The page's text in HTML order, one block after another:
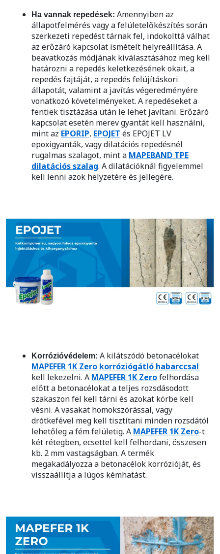
Ha vannak repedések: Amennyiben az
állapotfelmérés vagy a felületelőkészítés során
szerkezeti repedést tárnak fel, indokolttá válhat
az erőzáró kapcsolat ismételt helyreállítása. A
beavatkozás módjának kiválasztásához meg kell
határozni a repedés keletkezésének okait, a
repedés fajtáját, a repedés felújításkori
állapotát, valamint a javítás végeredményére
vonatkozó követelményeket. A repedéseket a
fentiek tisztázása után le lehet javítani. Erőzáró
kapcsolat esetén merev gyantát kell használni,
mint az EPORIP, EPOJET és EPOJET LV
epoxigyanták, vagy dilatációs repedésnél
rugalmas szalagot, mint a MAPEBAND TPE
dilatációs szalag. A dilatációknál figyelemmel
kell lenni azok helyzetére és jellegére.
Korrózióvédelem: A kilátszódó betonacélokat
MAPEFER 1K Zero korróziógátló habarccsal
kell lekezelni. A MAPEFER 1K Zerofelhordása
előtt a betonacélokat a teljes rozsdásodott
szakaszon fel kell tárni és azokat körbe kell
vésni. A vasakat homokszórással, vagy
drótkefével meg kell tisztítani minden rozsdától
lehetőleg a fém felületig. A MAPEFER 1K Zero-t
két rétegben, ecsettel kell felhordani, összesen
kb. 2 mm vastagságban. A termék
megakadályozza a betonacélok korrózióját, és
visszaállítja a lúgos kémhatást.